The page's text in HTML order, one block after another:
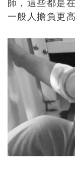
師，這些都是
一般人擔負更